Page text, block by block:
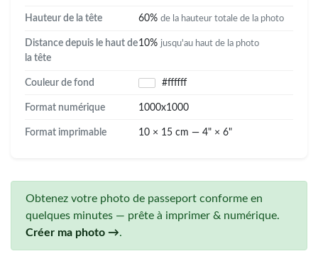
Hauteur de la tête 60% de la hauteur totale de la photo
Distance depuis le haut de
la tête
10% jusqu'au haut de la photo
Couleur de fond #ffffff
Format numérique 1000x1000
Format imprimable 10 × 15 cm — 4" × 6"
Obtenez votre photo de passeport conforme en
quelques minutes — prête à imprimer & numérique.
Créer ma photo →.